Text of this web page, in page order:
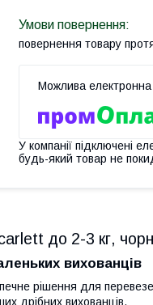
повернення товару
У компанії підключені
будь-який товар не
до 2-3 кг,
вихованців
рішення для
дрібних вихованців.